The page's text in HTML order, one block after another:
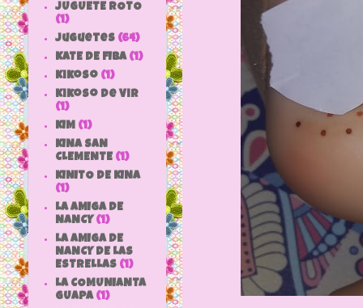
JUGUETE ROTO
(1)
Juguetes (64)
KATE DE FIBA (1)
Kikoso (1)
Kikoso de Vir
(1)
KIM (1)
KINA SAN
CLEMENTE (1)
KINITO DE KINA
(1)
LA AMIGA DE
NANCY (1)
LA AMIGA DE
NANCY DE LAS
ESTRELLAS (1)
LA COMUNIANTA
GUAPA (1)